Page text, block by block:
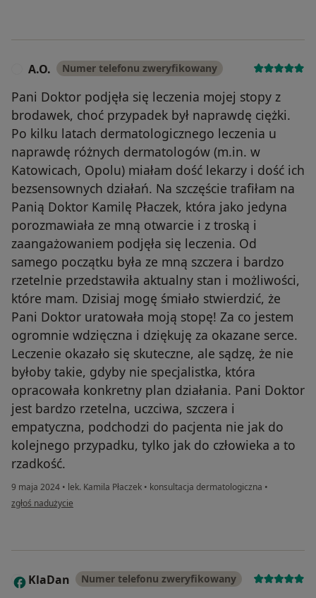
A.O. Numer telefonu zweryfikowany
Pani Doktor podjęła się leczenia mojej stopy z
brodawek, choć przypadek był naprawdę ciężki.
Po kilku latach dermatologicznego leczenia u
naprawdę różnych dermatologów (m.in. w
Katowicach, Opolu) miałam dość lekarzy i dość ich
bezsensownych działań. Na szczęście trafiłam na
Panią Doktor Kamilę Płaczek, która jako jedyna
porozmawiała ze mną otwarcie i z troską i
zaangażowaniem podjęła się leczenia. Od
samego początku była ze mną szczera i bardzo
rzetelnie przedstawiła aktualny stan i możliwości,
które mam. Dzisiaj mogę śmiało stwierdzić, że
Pani Doktor uratowała moją stopę! Za co jestem
ogromnie wdzięczna i dziękuję za okazane serce.
Leczenie okazało się skuteczne, ale sądzę, że nie
byłoby takie, gdyby nie specjalistka, która
opracowała konkretny plan działania. Pani Doktor
jest bardzo rzetelna, uczciwa, szczera i
empatyczna, podchodzi do pacjenta nie jak do
kolejnego przypadku, tylko jak do człowieka a to
rzadkość.
9 maja 2024 • lek. Kamila Płaczek • konsultacja dermatologiczna •
w opinii użytkownika A.O.
zgłoś nadużycie
K KlaDan Numer telefonu zweryfikowany